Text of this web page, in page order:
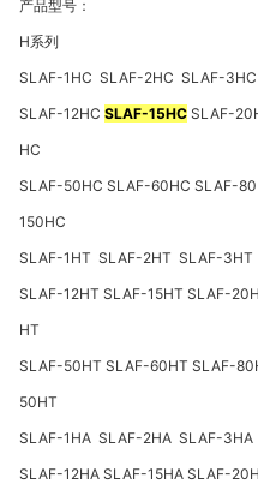
产品型号：
H系列
SLAF-1HC SLAF-2HC SLAF-
SLAF-12HC SLAF-15HC SLAF-
HC
SLAF-50HC SLAF-60HC SLAF-
150HC
SLAF-1HT SLAF-2HT SLAF-
SLAF-12HT SLAF-15HT SLAF-
HT
SLAF-50HT SLAF-60HT SLAF-
50HT
SLAF-1HA SLAF-2HA SLAF-
SLAF-12HA SLAF-15HA SLAF-